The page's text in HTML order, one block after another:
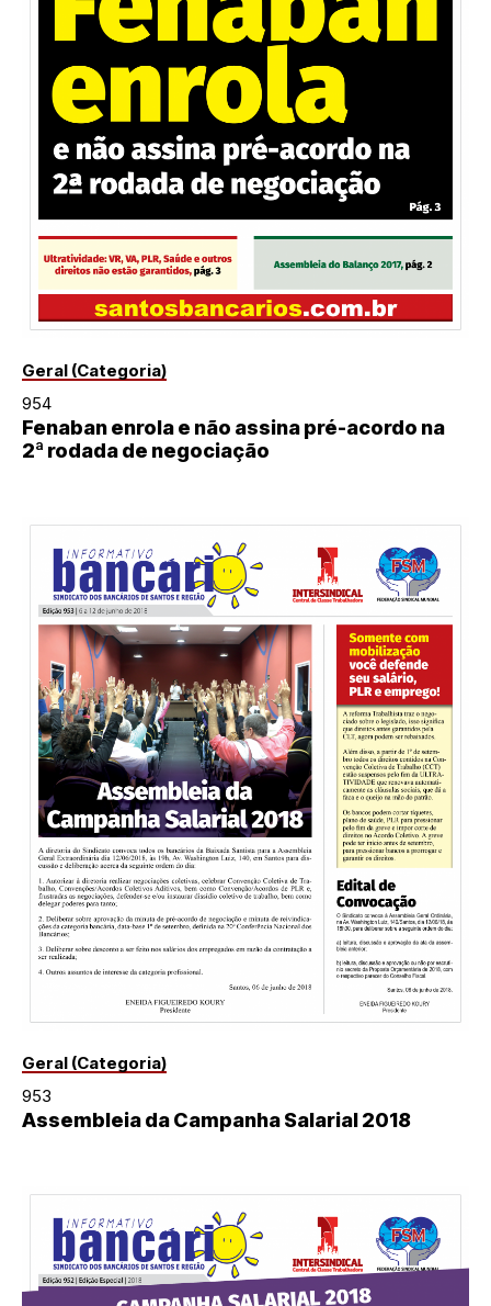
Geral (Categoria)
954
Fenaban enrola e não assina pré-acordo na
2ª rodada de negociação
Geral (Categoria)
953
Assembleia da Campanha Salarial 2018